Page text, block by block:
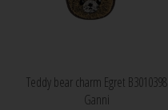
Teddy bear charm Egret B3010398
Ganni